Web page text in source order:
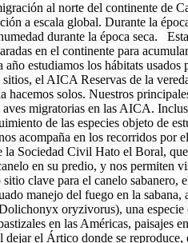
al norte del continente de
a escala global. Durante la
durante la época seca.
en el continente para
estudiamos los hábitats usados
el AICA Reservas de la
solos. Nuestros
migratorias en las AICA.
de las especies objeto de
acompaña en los recorridos por
Sociedad Civil Hato el Boral,
en su predio, y nos permiten
clave para el canelo
manejo del fuego en la sabana,
oryzivorus), una especie
en las Américas, paisajes
el Ártico donde se